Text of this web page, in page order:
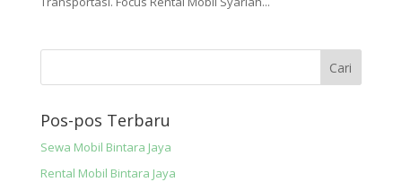
Pos-pos Terbaru
Sewa Mobil Bintara Jaya
Rental Mobil Bintara Jaya